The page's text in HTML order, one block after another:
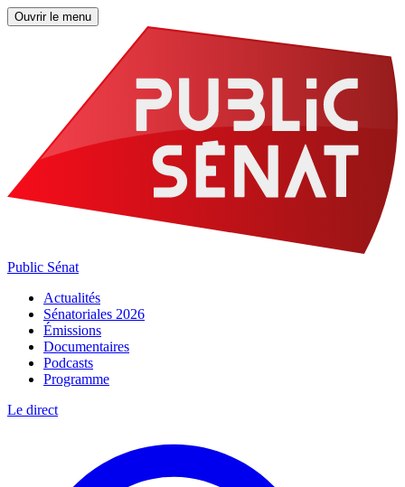
Ouvrir le menu
Public Sénat
Actualités
Sénatoriales 2026
Émissions
Documentaires
Podcasts
Programme
Le direct